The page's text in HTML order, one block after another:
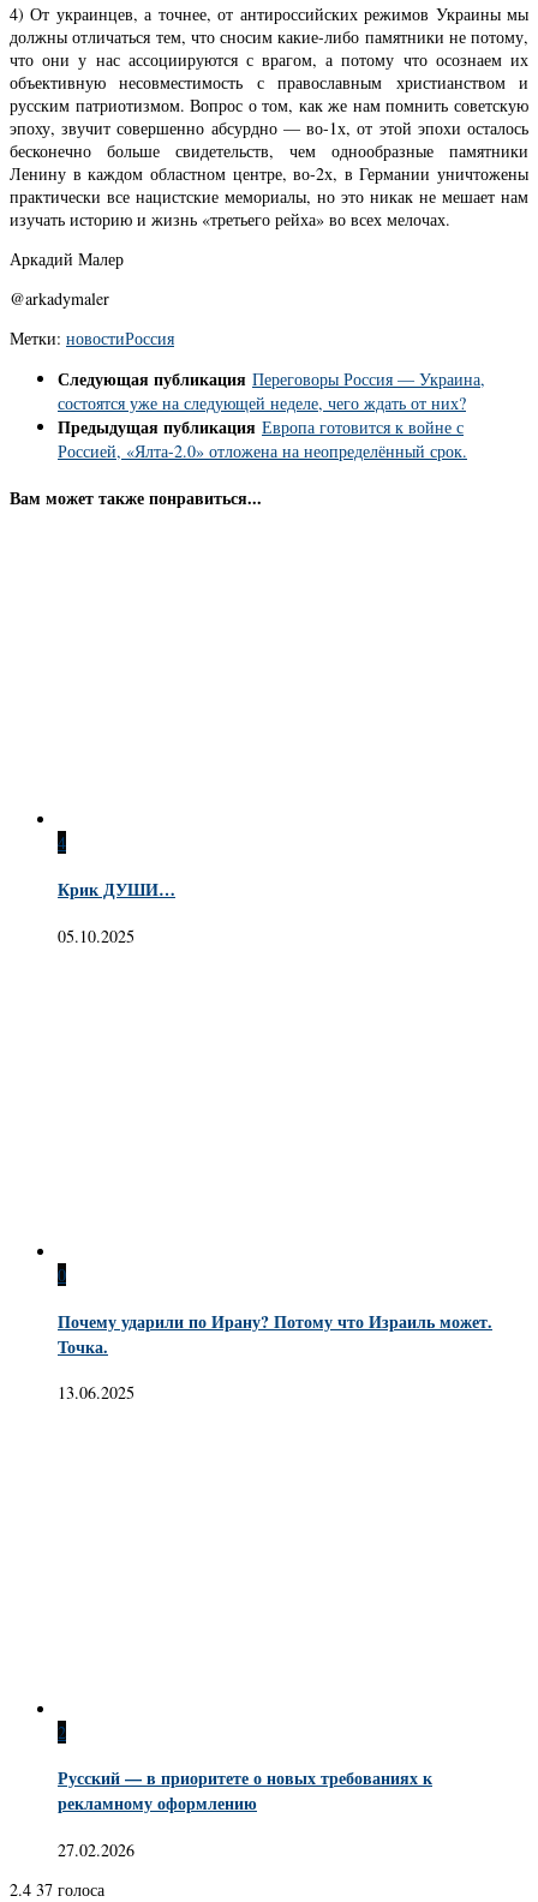
4) От украинцев, а точнее, от антироссийских режимов Украины мы
должны отличаться тем, что сносим какие-либо памятники не потому,
что они у нас ассоциируются с врагом, а потому что осознаем их
объективную несовместимость с православным христианством и
русским патриотизмом. Вопрос о том, как же нам помнить советскую
эпоху, звучит совершенно абсурдно — во-1х, от этой эпохи осталось
бесконечно больше свидетельств, чем однообразные памятники
Ленину в каждом областном центре, во-2х, в Германии уничтожены
практически все нацистские мемориалы, но это никак не мешает нам
изучать историю и жизнь «третьего рейха» во всех мелочах.
Аркадий Малер
@arkadymaler
Метки: новостиРоссия
Следующая публикация Переговоры Россия — Украина,
состоятся уже на следующей неделе, чего ждать от них?
Предыдущая публикация Европа готовится к войне с
Россией, «Ялта-2.0» отложена на неопределённый срок.
Вам может также понравиться...
4
Крик ДУШИ…
05.10.2025
0
Почему ударили по Ирану? Потому что Израиль может.
Точка.
13.06.2025
2
Русский — в приоритете о новых требованиях к
рекламному оформлению
27.02.2026
2.4 37 голоса